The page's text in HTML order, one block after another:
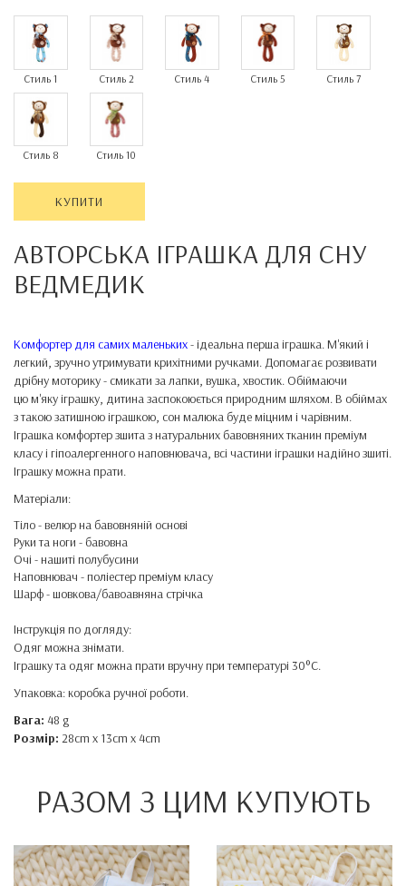
Стиль 1 Стиль 2 Стиль 4 Стиль 5 Стиль 7
Стиль 8 Стиль 10
КУПИТИ
АВТОРСЬКА ІГРАШКА ДЛЯ СНУ
ВЕДМЕДИК
Комфортер для самих маленьких- ідеальна перша іграшка. М'який і
легкий, зручно утримувати крихітними ручками. Допомагає розвивати
дрібну моторику - смикати за лапки, вушка, хвостик. Обіймаючи
цю м'яку іграшку, дитина заспокоюється природним шляхом. В обіймах
з такою затишною іграшкою, сон малюка буде міцним і чарівним.
Іграшка комфортер зшита з натуральних бавовняних тканин преміум
класу і гіпоалергенного наповнювача, всі частини іграшки надійно зшиті.
Іграшку можна прати.
Матеріали:
Тіло - велюр на бавовняній основі
Руки та ноги - бавовна
Очі - нашиті полубусини
Наповнювач - поліестер преміум класу
Шарф - шовкова/бавоавняна стрічка
Інструкція по догляду:
Одяг можна знімати.
Іграшку та одяг можна прати вручну при температурі 30°C.
Упаковка: коробка ручної роботи.
Вага: 48 g
Розмір: 28cm x 13cm x 4cm
РАЗОМ З ЦИМ КУПУЮТЬ